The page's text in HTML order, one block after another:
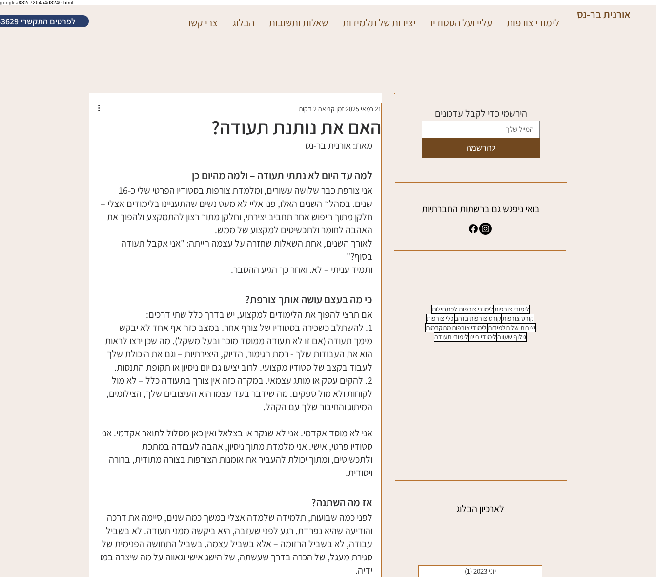
googlea832c7264a4d8240.html
אורנית בר-נס
לפרטים התקשרי 052-3463629 לימודי צורפות עליי ועל הסטודיו יצירות של תלמידות שאלות ותשובות הבלוג צרי קשר
האם את נותנת תעודה?
21 במאי 2025 זמן קריאה 2 דקות
מאת: אורנית בר-נס
למה עד היום לא נתתי תעודה – ולמה מהיום כן
שנים. במהלך השנים האלו, פנו אליי לא מעט נשים שהתעניינו בלימודים אצלי –
חלקן מתוך חיפוש אחר תחביב יצירתי, וחלקן מתוך רצון להתמקצע ולהפוך את
האהבה לחומר ולתכשיטים למקצוע של ממש.
לאורך השנים, אחת השאלות שחזרה על עצמה הייתה: "אני אקבל תעודה
בסוף?"
ותמיד עניתי – לא. ואחר כך הגיע ההסבר.
כי מה בעצם עושה אותך צורפת?
אם תרצי להפוך את הלימודים למקצוע, יש בדרך כלל שתי דרכים:
1. להשתלב כשכירה בסטודיו של צורף אחר. במצב כזה אף אחד לא יבקש
מימך תעודה (אם זו לא תעודה ממוסד מוכר ובעל משקל). מה שכן ירצו לראות
הוא את העבודות שלך - רמת הגימור, הדיוק, היצירתיות – וגם את היכולת שלך
לעבוד בקצב של סטודיו מקצועי. לרוב יציעו גם יום ניסיון או תקופת התנסות.
2. להקים עסק או מותג עצמאי. במקרה כזה אין צורך בתעודה כלל – לא מול
לקוחות ולא מול ספקים. מה שידבר בעד עצמו הוא העיצובים שלך, הצילומים,
המיתוג והחיבור שלך עם הקהל.
אני לא מוסד אקדמי. אני לא שנקר או בצלאל ואין כאן מסלול לתואר אקדמי. אני
סטודיו פרטי, אישי. אני מלמדת מתוך ניסיון, אהבה לעבודה במתכת
ולתכשיטים, ומתוך יכולת להעביר את אומנות הצורפות בצורה מתודית, ברורה
ויסודית.
אז מה השתנה?
לפני כמה שבועות, תלמידה שלמדה אצלי במשך כמה שנים, סיימה את דרכה
והודיעה שהיא נפרדת. רגע לפני שעזבה, היא ביקשה ממני תעודה. לא בשביל
עבודה, לא בשביל הרזומה – אלא בשביל עצמה. בשביל התחושה הפנימית של
סגירת מעגל, של הכרה בדרך שעשתה, של הישג אישי וגאווה על מה שיצרה במו
ידיה.
הירשמי כדי לקבל עדכונים
להרשמה
בואי ניפגש גם ברשתות החברתיות
לימודי צורפותלימודי צורפות למתחילות
קורס צורפותקורס צורפות בזהבכלי צורפות
יצירות של תלמידותלימודי צורפות מתקדמות
גילוף שעווהלימודי ריינו לימודי תעודה
לארכיון הבלוג
יוני 2023 (1)